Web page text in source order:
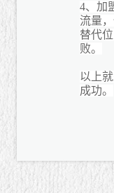
4、加
流量
替代
败。
以上
成功。